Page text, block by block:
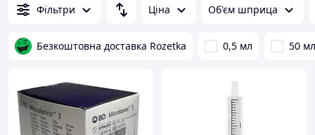
Фільтри Ціна Об'єм шприца
Безкоштовна доставка Rozetka 0,5 мл 50 мл